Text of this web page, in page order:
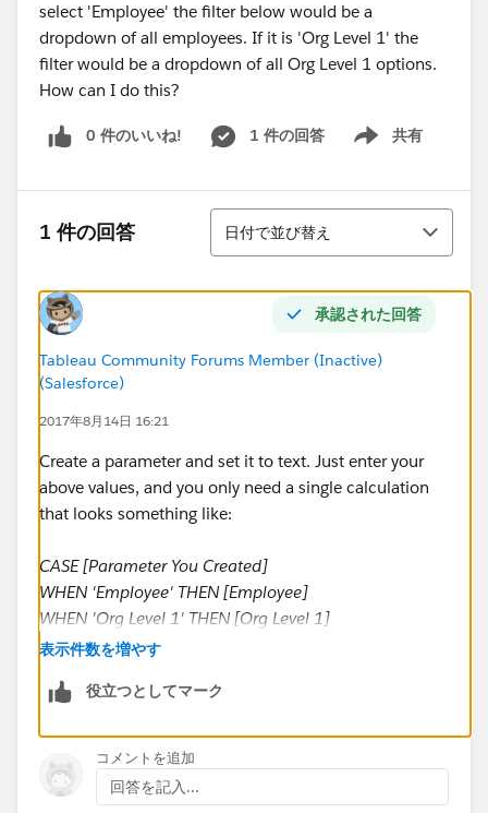
select 'Employee' the filter below would be a
dropdown of all employees. If it is 'Org Level 1' the
filter would be a dropdown of all Org Level 1 options.
How can I do this?
0 件のいいね! 1 件の回答 共有
Show menu
1 件の回答
並び替え
日付で並び替え
承認された回答
Tableau Community Forums Member (Inactive)
(Salesforce)
2017年8月14日 16:21
Create a parameter and set it to text. Just enter your
above values, and you only need a single calculation
that looks something like:
CASE [Parameter You Created]
WHEN 'Employee' THEN [Employee]
WHEN 'Org Level 1' THEN [Org Level 1]
WHEN 'Org Level 2' THEN [Org Level 2]
WHEN 'Org Level 4' THEN [Org Level 4]
You're just turning a stringinputinto a different field
output
. Add this field as a filter (and show the filter),
表示件数を増やす
役立つとしてマーク
コメントを追加
回答を記入...